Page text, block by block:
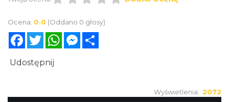
Ocena: 0.0 (Oddano 0 głosy)
FacebookTwitterWhatsAppMessenger
Udostępnij
Wyświetlenia: 2072